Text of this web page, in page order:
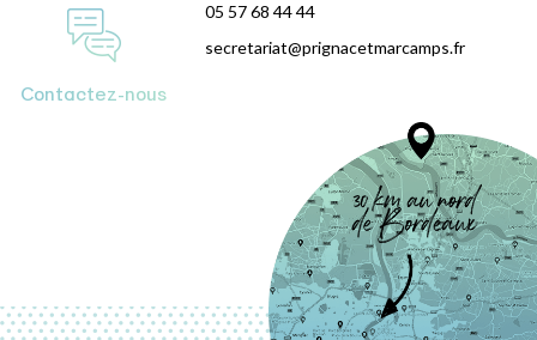
Contactez-nous
05 57 68 44 44
secretariat@prignacetmarcamps.fr